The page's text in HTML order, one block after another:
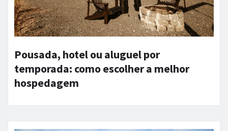
Pousada, hotel ou aluguel por
temporada: como escolher a melhor
hospedagem